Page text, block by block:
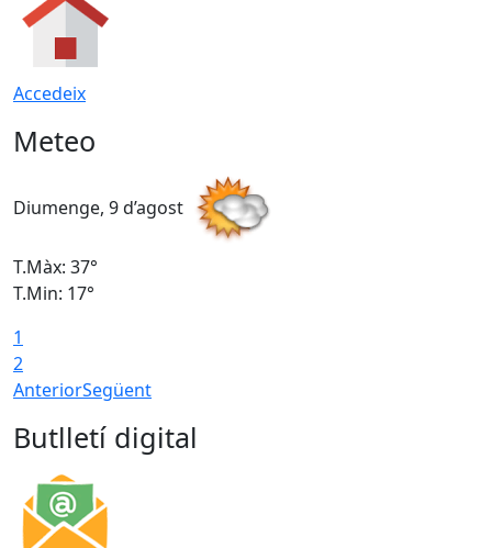
Accedeix
Meteo
Diumenge, 9 d’agost
T.Màx: 37°
T.Min: 17°
1
2
AnteriorSegüent
Butlletí digital